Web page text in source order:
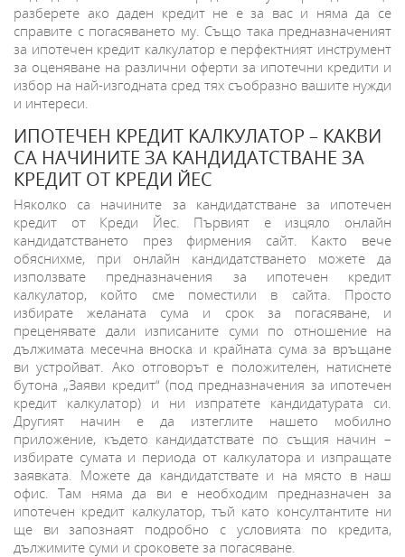
разберете ако даден кредит не е за вас и няма да се
справите с погасяването му. Също така предназначеният
за ипотечен кредит калкулатор е перфектният инструмент
за оценяване на различни оферти за ипотечни кредити и
избор на най-изгодната сред тях съобразно вашите нужди
и интереси.
ИПОТЕЧЕН КРЕДИТ КАЛКУЛАТОР – КАКВИ
СА НАЧИНИТЕ ЗА КАНДИДАТСТВАНЕ ЗА
КРЕДИТ ОТ КРЕДИ ЙЕС
Няколко са начините за кандидатстване за ипотечен
кредит от Креди Йес. Първият е изцяло онлайн
кандидатстването през фирмения сайт. Както вече
обяснихме, при онлайн кандидатстването можете да
използвате предназначения за ипотечен кредит
калкулатор, който сме поместили в сайта. Просто
избирате желаната сума и срок за погасяване, и
преценявате дали изписаните суми по отношение на
дължимата месечна вноска и крайната сума за връщане
ви устройват. Ако отговорът е положителен, натиснете
бутона „Заяви кредит“ (под предназначения за ипотечен
кредит калкулатор) и ни изпратете кандидатурата си.
Другият начин е да изтеглите нашето мобилно
приложение, където кандидатствате по същия начин –
избирате сумата и периода от калкулатора и изпращате
заявката. Можете да кандидатствате и на място в наш
офис. Там няма да ви е необходим предназначен за
ипотечен кредит калкулатор, тъй като консултантите ни
ще ви запознаят подробно с условията по кредита,
дължимите суми и сроковете за погасяване.